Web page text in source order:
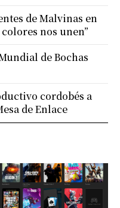
de Malvinas en
nos unen”
de Bochas
cordobés a
de Enlace